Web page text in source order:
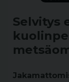
Selvitys